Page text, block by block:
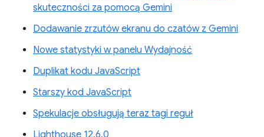
skuteczności za pomocą Gemini
Dodawanie zrzutów ekranu do czatów z Gemini
Nowe statystyki w panelu Wydajność
Duplikat kodu JavaScript
Starszy kod JavaScript
Spekulacje obsługują teraz tagi reguł
Lighthouse 12.6.0